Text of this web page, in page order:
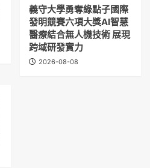
義守大學勇奪綠點子國際
發明競賽六項大獎AI智慧
醫療結合無人機技術 展現
跨域研發實力
2026-08-08